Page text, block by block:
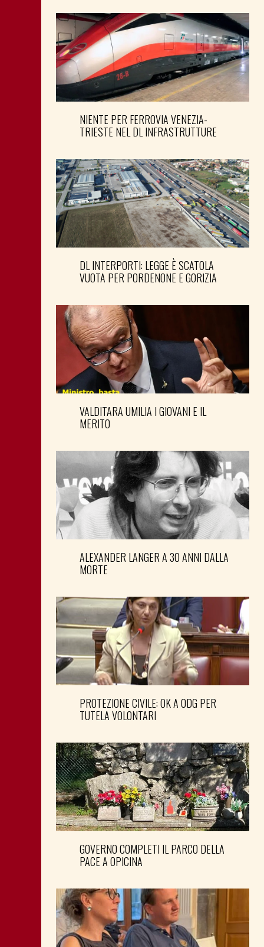
NIENTE PER FERROVIA VENEZIA-
TRIESTE NEL DL INFRASTRUTTURE
DL INTERPORTI: LEGGE È SCATOLA
VUOTA PER PORDENONE E GORIZIA
VALDITARA UMILIA I GIOVANI E IL
MERITO
ALEXANDER LANGER A 30 ANNI DALLA
MORTE
PROTEZIONE CIVILE: OK A ODG PER
TUTELA VOLONTARI
GOVERNO COMPLETI IL PARCO DELLA
PACE A OPICINA